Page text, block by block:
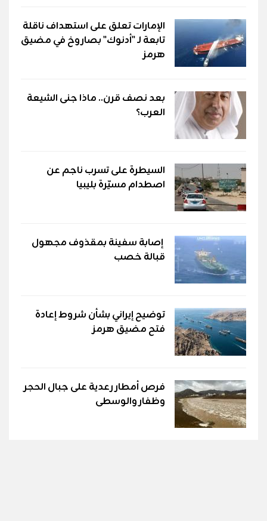
الإمارات تعلق على استهداف ناقلة
تابعة لـ "أدنوك" بصاروخ في مضيق
هرمز
بعد نصف قرن.. ماذا جنى الشيعة
العرب؟
السيطرة على تسرب ناجم عن
اصطدام مسيّرة بليبيا
إصابة سفينة بمقذوف مجهول
قبالة خصب
توضيح إيراني بشأن شروط إعادة
فتح مضيق هرمز
فرص أمطار رعدية على جبال الحجر
وظفار والوسطى